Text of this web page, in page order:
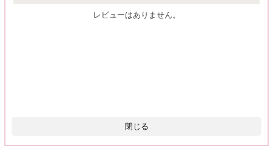
レビューはありません。
閉じる